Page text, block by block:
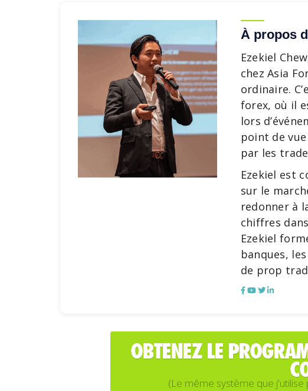
À propos
Ezekiel
chez Asia
ordinaire.
forex, où il
lors
point de
par les
Ezekiel est
sur le
redonner à
chiffres
Ezekiel
banques,
de prop
OBTENEZ LE
(Le même système que